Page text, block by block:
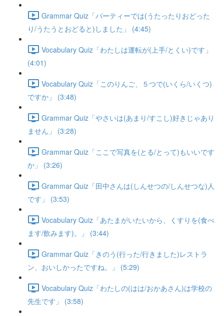
Grammar Quiz「パーティーでは(うたったりおどった
り/うたうとおどると)しました」 (4:45)
Vocabulary Quiz「わたしは運転が(上手/とくい)です」
(4:01)
Vocabulary Quiz「このりんご、５つで(いくら/いくつ)
ですか」 (3:48)
Grammar Quiz「やさいは(あまり/すこし)好きじゃあり
ません」 (3:28)
Grammar Quiz「ここで写真を(とる/とって)もいいです
か」 (3:26)
Grammar Quiz「田中さんは(しんせつの/しんせつな)人
です」 (3:53)
Vocabulary Quiz「あたまがいたいから、くすりを(食べ
ます/飲みます)。」 (3:44)
Grammar Quiz「きのう(行った/行きました)レストラ
ン、おいしかったですね。」 (5:29)
Vocabulary Quiz「わたしの(はは/おかあさん)は学校の
先生です」 (3:58)